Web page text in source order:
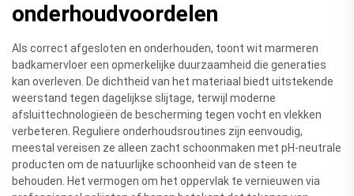
onderhoudvoordelen
Als correct afgesloten en onderhouden, toont wit marmeren
badkamervloer een opmerkelijke duurzaamheid die generaties
kan overleven. De dichtheid van het materiaal biedt uitstekende
weerstand tegen dagelijkse slijtage, terwijl moderne
afsluittechnologieën de bescherming tegen vocht en vlekken
verbeteren. Reguliere onderhoudsroutines zijn eenvoudig,
meestal vereisen ze alleen zacht schoonmaken met pH-neutrale
producten om de natuurlijke schoonheid van de steen te
behouden. Het vermogen om het oppervlak te vernieuwen via